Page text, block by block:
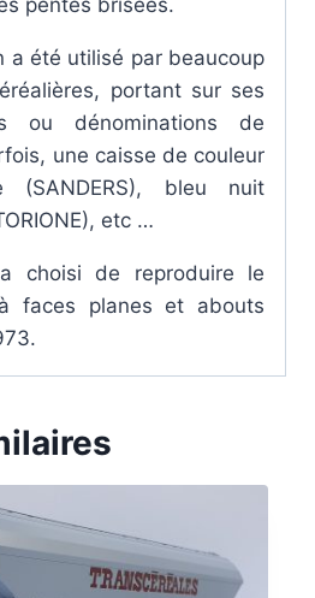
a été utilisé par beaucoup
portant sur ses
ou dénominations de
une caisse de couleur
(SANDERS), bleu nuit
etc …
a choisi de reproduire le
faces planes et abouts